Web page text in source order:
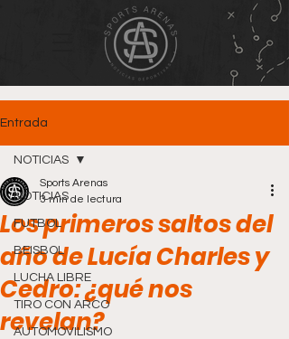
Entrada
NOTICIAS
FUTBOL
BEISBOL
LUCHA LIBRE
TIRO CON ARCO
AUTOMOVILISMO
NOTICIAS
Los primeros saltos del
año de Lucía Charles y
Cedro: ¿qué nos
revelan?
Sports Arenas
3 min de lectura